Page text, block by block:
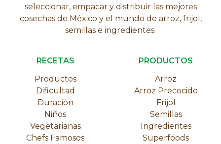
seleccionar, empacar y distribuir las mejores
cosechas de México y el mundo de arroz, frijol,
semillas e ingredientes.
RECETAS
Productos
Dificultad
Duración
Niños
Vegetarianas
Chefs Famosos
PRODUCTOS
Arroz
Arroz Precocido
Frijol
Semillas
Ingredientes
Superfoods